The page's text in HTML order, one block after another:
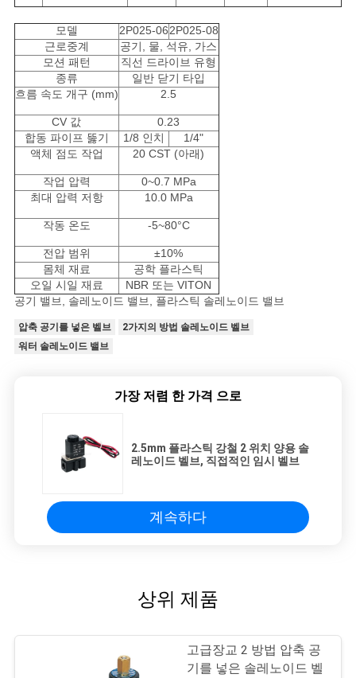
POLICY
모델 2P025-062P025-08
근로중계
공기, 물, 석유, 가스
모션 패턴
직선 드라이브 유형
종류
일반 닫기 타입
흐름 속도 개구 (mm)
2.5
CV 값
0.23
합동 파이프 뚫기
1/8 인치
1/4"
액체 점도 작업
20 CST (아래)
작업 압력
0~0.7 MPa
최대 압력 저항
10.0 MPa
작동 온도 -5~80°C
전압 범위
±10%
몸체 재료
공학 플라스틱
오일 시일 재료
NBR 또는 VITON
공기 밸브, 솔레노이드 밸브, 플라스틱 솔레노이드 밸브
압축 공기를 넣은 벨브
2가지의 방법 솔레노이드 벨브
워터 솔레노이드 밸브
가장 저렴 한 가격 으로
2.5mm 플라스틱 강철 2 위치 양용 솔
레노이드 벨브, 직접적인 임시 벨브
계속하다
상위 제품
고급장교 2 방법 압축 공
기를 넣은 솔레노이드 벨